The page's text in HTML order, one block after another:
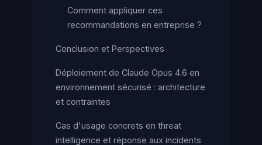
Comment appliquer ces
recommandations en entreprise ?
Conclusion et Perspectives
Déploiement de Claude Opus 4.6 en
environnement sécurisé : architecture
et contraintes
Cas d'usage concrets en threat
intelligence et réponse aux incidents